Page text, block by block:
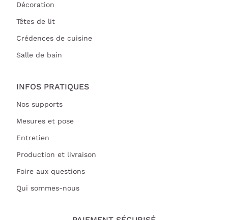
Décoration
Têtes de lit
Crédences de cuisine
Salle de bain
INFOS PRATIQUES
Nos supports
Mesures et pose
Entretien
Production et livraison
Foire aux questions
Qui sommes-nous